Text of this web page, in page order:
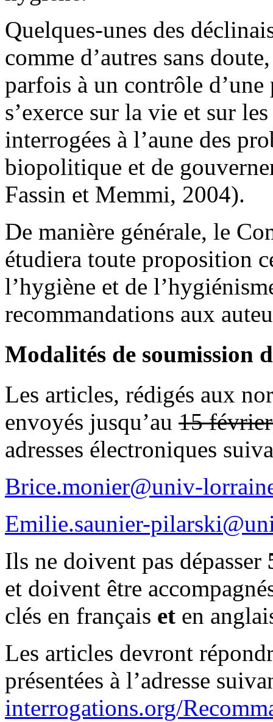
Quelques-unes des
comme d’autres sans
parfois à un contrôle
s’exerce sur la vie et sur
interrogées à l’aune des
biopolitique et de
Fassin et Memmi, 2004).
De manière générale, le
étudiera toute proposition
l’hygiène et de
recommandations aux
Modalités de soumission
Les articles, rédigés aux
envoyés jusqu’au 15
adresses électroniques
Brice.monier@univ-
Emilie.saunier-
Ils ne doivent pas dépasser
et doivent être
clés en français et en
Les articles devront
présentées à l’adresse
interrogations.org/